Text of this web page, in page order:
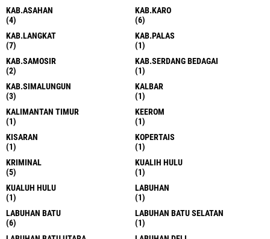
KAB.ASAHAN
(4)
KAB.KARO
(6)
KAB.LANGKAT
(7)
KAB.PALAS
(1)
KAB.SAMOSIR
(2)
KAB.SERDANG BEDAGAI
(1)
KAB.SIMALUNGUN
(3)
KALBAR
(1)
KALIMANTAN TIMUR
(1)
KEEROM
(1)
KISARAN
(1)
KOPERTAIS
(1)
KRIMINAL
(5)
KUALIH HULU
(1)
KUALUH HULU
(1)
LABUHAN
(1)
LABUHAN BATU
(6)
LABUHAN BATU SELATAN
(1)